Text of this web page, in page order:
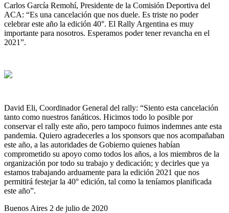
Carlos García Remohí, Presidente de la Comisión Deportiva del
ACA: “Es una cancelación que nos duele. Es triste no poder
celebrar este año la edición 40°. El Rally Argentina es muy
importante para nosotros. Esperamos poder tener revancha en el
2021”.
David Eli, Coordinador General del rally: “Siento esta cancelación
tanto como nuestros fanáticos. Hicimos todo lo posible por
conservar el rally este año, pero tampoco fuimos indemnes ante esta
pandemia. Quiero agradecerles a los sponsors que nos acompañaban
este año, a las autoridades de Gobierno quienes habían
comprometido su apoyo como todos los años, a los miembros de la
organización por todo su trabajo y dedicación; y decirles que ya
estamos trabajando arduamente para la edición 2021 que nos
permitirá festejar la 40° edición, tal como la teníamos planificada
este año”.
Buenos Aires 2 de julio de 2020